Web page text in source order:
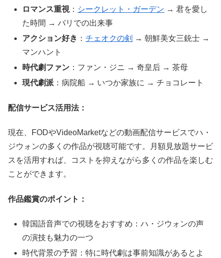
ロマンス重視： シークレット・ガーデン → 君を愛し
た時間 → バリでの出来事
アクション好き ：チェオクの剣
→ 朝鮮美女三銃士 →
マンハント
時代劇ファン ：ファン・ジニ → 奇皇后 → 茶母
現代劇派 ：病院船 → いつか家族に → チョコレート
配信サービス活用法：
現在、FODやVideoMarketなどの動画配信サービスでハ・
ジウォンの多くの作品が視聴可能です。月額見放題サービ
スを活用すれば、コストを抑えながら多くの作品を楽しむ
ことができます。
作品鑑賞のポイント：
韓国語音声での視聴をおすすめ：ハ・ジウォンの声
の演技も魅力の一つ
時代背景の予習：特に時代劇は事前知識があるとよ